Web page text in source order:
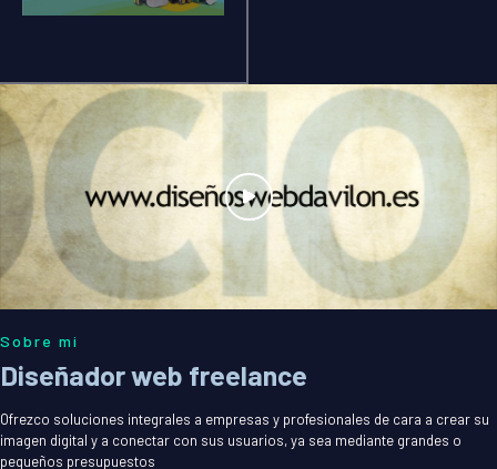
Sobre mi
Diseñador web freelance
Ofrezco soluciones integrales a empresas y profesionales de cara a crear su
imagen digital y a conectar con sus usuarios, ya sea mediante grandes o
pequeños presupuestos